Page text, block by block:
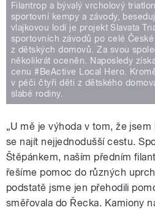
Filantrop a bývalý vrcholový
sportovní kempy a závody,
vlajkovou lodí je projekt Slavata
sportovních závodů po celé
z dětských domovů. Za svou
několikrát oceněn. Naposledy
cenu #BeActive Local Hero.
v péči čtyři děti z dětského
slabé rodiny.
„U mě je výhoda v tom, že
se najít nejjednodušší cestu.
Štěpánkem, naším předním
řešíme pomoc do různých
podstatě jsme jen přehodili
směřovala do Řecka. Kamiony